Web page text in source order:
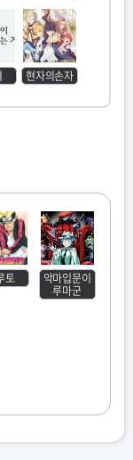
현자의손자
토 악마입문이
루마군